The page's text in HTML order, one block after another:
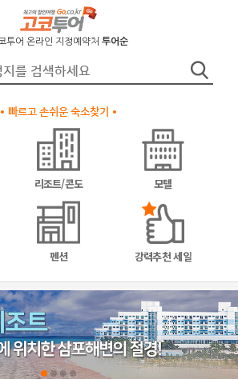
투어 온라인 지정예약처 투어순
빠르고 손쉬운 숙소찾기
리조트/콘도 모텔
펜션 강력추천 세일